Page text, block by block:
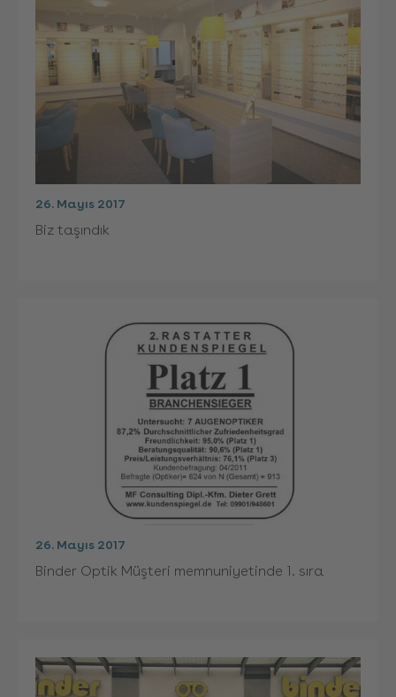
26. Mayıs 2017
Biz taşındık
26. Mayıs 2017
Binder Optik Müşteri memnuniyetinde 1. sıra